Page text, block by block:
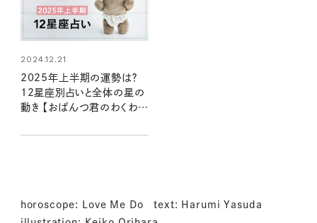
2024.12.21
2025年上半期の運勢は？
12星座別占いと全体の星の
動き 【おぱんつ君のわくわく
horoscope: Love Me Do text: Harumi Yasuda